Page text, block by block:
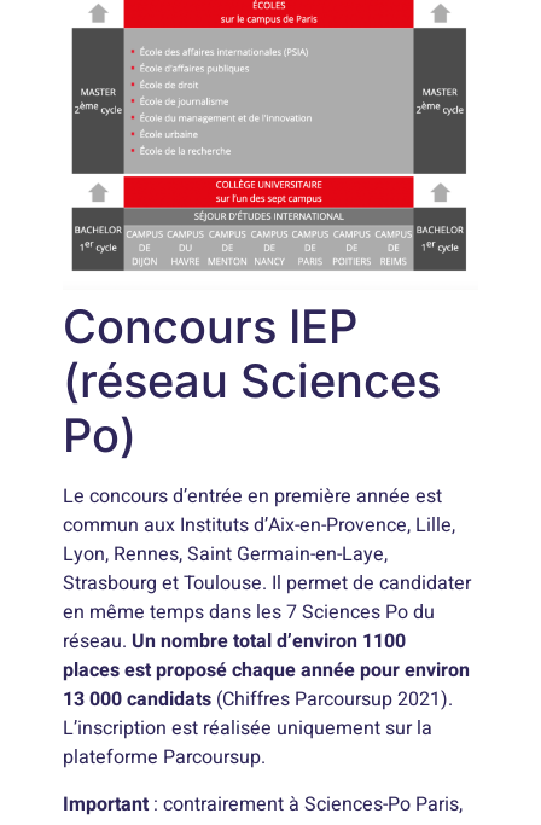
Concours IEP
(réseau Sciences
Po)
Le concours d’entrée en première année est
commun aux Instituts d’Aix-en-Provence, Lille,
Lyon, Rennes, Saint Germain-en-Laye,
Strasbourg et Toulouse. Il permet de candidater
en même temps dans les 7 Sciences Po du
réseau. Un nombre total d’environ 1100
places est proposé chaque année pour environ
13 000 candidats (Chiffres Parcoursup 2021).
L’inscription est réalisée uniquement sur la
plateforme Parcoursup.
Important : contrairement à Sciences-Po Paris,